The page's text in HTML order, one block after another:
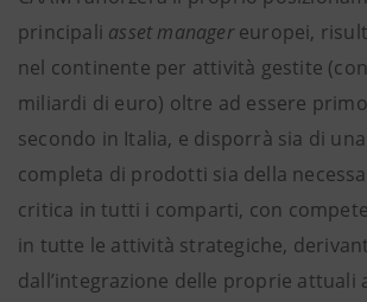
principali asset managereuropei,
nel continente per attività gestite
miliardi di euro) oltre ad essere
secondo in Italia, e disporrà sia di
completa di prodotti sia della
critica in tutti i comparti, con
in tutte le attività strategiche,
dall’integrazione delle proprie attuali